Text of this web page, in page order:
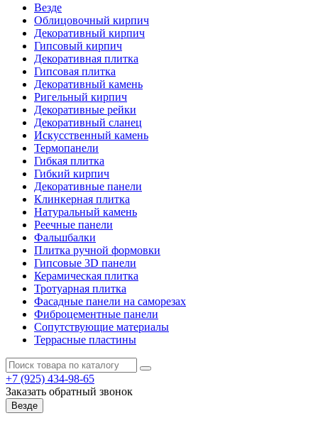
Везде
Облицовочный кирпич
Декоративный кирпич
Гипсовый кирпич
Декоративная плитка
Гипсовая плитка
Декоративный камень
Ригельный кирпич
Декоративные рейки
Декоративный сланец
Искусственный камень
Термопанели
Гибкая плитка
Гибкий кирпич
Декоративные панели
Клинкерная плитка
Натуральный камень
Реечные панели
Фальшбалки
Плитка ручной формовки
Гипсовые 3D панели
Керамическая плитка
Тротуарная плитка
Фасадные панели на саморезах
Фиброцементные панели
Сопутствующие материалы
Террасные пластины
+7 (925) 434-98-65
Заказать обратный звонок
Везде